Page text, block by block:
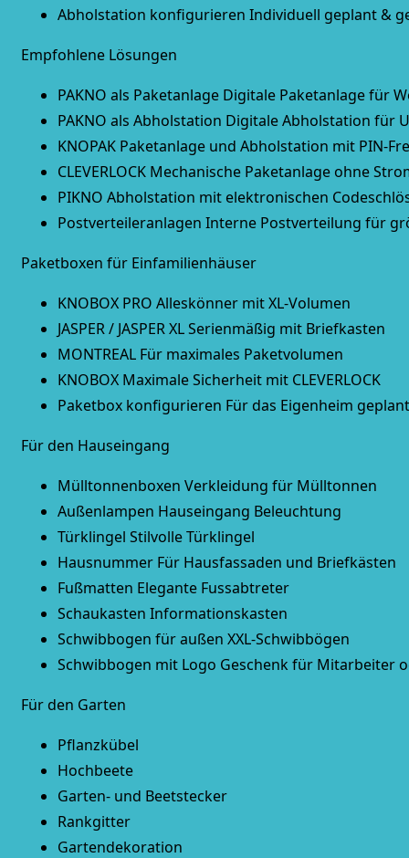
Abholstation konfigurieren Individuell geplant &
Empfohlene Lösungen
PAKNO als Paketanlage Digitale Paketanlage für
PAKNO als Abholstation Digitale Abholstation für
KNOPAK Paketanlage und Abholstation mit PIN-
CLEVERLOCK Mechanische Paketanlage ohne
PIKNO Abholstation mit elektronischen
Postverteileranlagen Interne Postverteilung für
Paketboxen für Einfamilienhäuser
KNOBOX PRO Alleskönner mit XL-Volumen
JASPER / JASPER XLSerienmäßig mit Briefkasten
MONTREAL Für maximales Paketvolumen
KNOBOX Maximale Sicherheit mit CLEVERLOCK
Paketbox konfigurieren Für das Eigenheim
Für den Hauseingang
Mülltonnenboxen Verkleidung für Mülltonnen
Außenlampen Hauseingang Beleuchtung
Türklingel Stilvolle Türklingel
Hausnummer Für Hausfassaden und Briefkästen
Fußmatten Elegante Fussabtreter
Schaukasten Informationskasten
Schwibbogen für außen XXL-Schwibbögen
Schwibbogen mit Logo Geschenk für Mitarbeiter
Für den Garten
Pflanzkübel
Hochbeete
Garten- und Beetstecker
Rankgitter
Gartendekoration